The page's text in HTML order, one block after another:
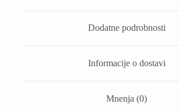
Dodatne podrobnosti
Informacije o dostavi
Mnenja (0)